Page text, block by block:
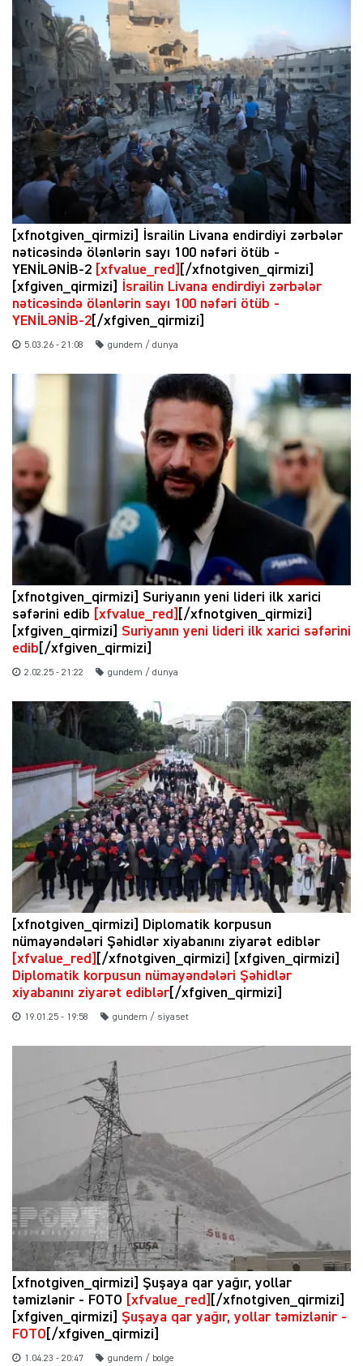
[xfnotgiven_qirmizi] İsrailin Livana endirdiyi zərbələr
nəticəsində ölənlərin sayı 100 nəfəri ötüb -
YENİLƏNİB-2
[xfvalue_red]
[/xfnotgiven_qirmizi]
[xfgiven_qirmizi]
İsrailin Livana endirdiyi zərbələr
nəticəsində ölənlərin sayı 100 nəfəri ötüb -
YENİLƏNİB-2 [/xfgiven_qirmizi]
5.03.26 - 21:08 gundem / dunya
[xfnotgiven_qirmizi] Suriyanın yeni lideri ilk xarici
səfərini edib
[xfvalue_red]
[/xfnotgiven_qirmizi]
[xfgiven_qirmizi] Suriyanın yeni lideri ilk xarici səfərini
edib [/xfgiven_qirmizi]
2.02.25 - 21:22 gundem / dunya
[xfnotgiven_qirmizi] Diplomatik korpusun
nümayəndələri Şəhidlər xiyabanını ziyarət ediblər
[xfvalue_red]
[/xfnotgiven_qirmizi] [xfgiven_qirmizi]
Diplomatik korpusun nümayəndələri Şəhidlər
xiyabanını ziyarət ediblər[/xfgiven_qirmizi]
19.01.25 - 19:58 gundem / siyaset
[xfnotgiven_qirmizi] Şuşaya qar yağır, yollar
təmizlənir - FOTO
[xfvalue_red]
[/xfnotgiven_qirmizi]
[xfgiven_qirmizi] Şuşaya qar yağır, yollar təmizlənir -
FOTO [/xfgiven_qirmizi]
1.04.23 - 20:47 gundem / bolge